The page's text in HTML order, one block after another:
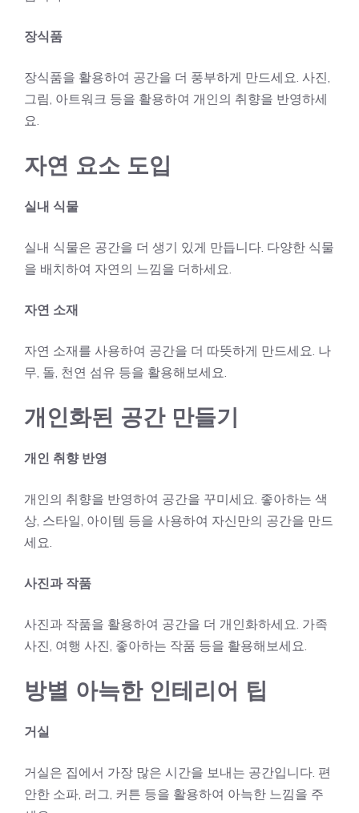
장식품
장식품을 활용하여 공간을 더 풍부하게 만드세요. 사진,
그림, 아트워크 등을 활용하여 개인의 취향을 반영하세
요.
자연 요소 도입
실내 식물
실내 식물은 공간을 더 생기 있게 만듭니다. 다양한 식물
을 배치하여 자연의 느낌을 더하세요.
자연 소재
자연 소재를 사용하여 공간을 더 따뜻하게 만드세요. 나
무, 돌, 천연 섬유 등을 활용해보세요.
개인화된 공간 만들기
개인 취향 반영
개인의 취향을 반영하여 공간을 꾸미세요. 좋아하는 색
상, 스타일, 아이템 등을 사용하여 자신만의 공간을 만드
세요.
사진과 작품
사진과 작품을 활용하여 공간을 더 개인화하세요. 가족
사진, 여행 사진, 좋아하는 작품 등을 활용해보세요.
방별 아늑한 인테리어 팁
거실
거실은 집에서 가장 많은 시간을 보내는 공간입니다. 편
안한 소파, 러그, 커튼 등을 활용하여 아늑한 느낌을 주